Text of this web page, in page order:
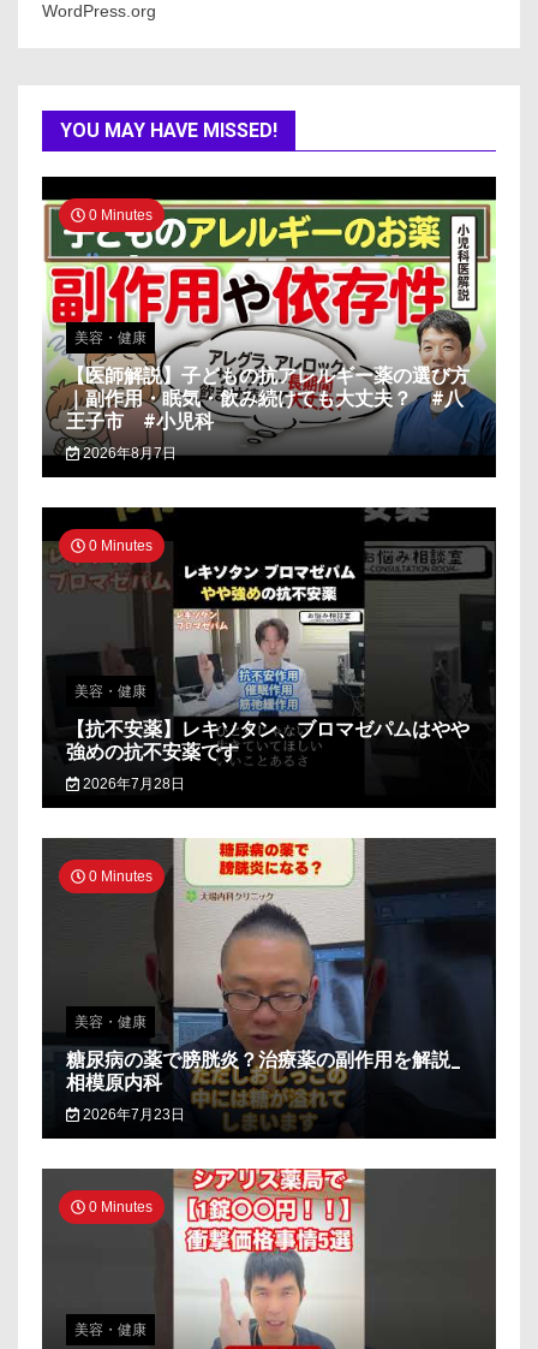
WordPress.org
YOU MAY HAVE MISSED!
0 Minutes
美容・健康
【医師解説】子どもの抗アレルギー薬の選び方
｜副作用・眠気・飲み続けても大丈夫？ #八
王子市 #小児科
2026年8月7日
0 Minutes
美容・健康
【抗不安薬】レキソタン、ブロマゼパムはやや
強めの抗不安薬です
2026年7月28日
0 Minutes
美容・健康
糖尿病の薬で膀胱炎？治療薬の副作用を解説_
相模原内科
2026年7月23日
0 Minutes
美容・健康